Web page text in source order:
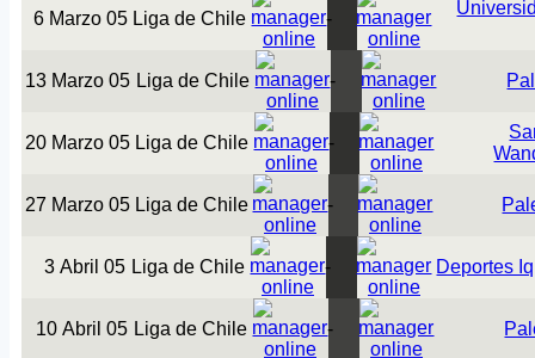
6 Marzo 05 Liga de Chile -
13 Marzo 05 Liga de Chile -
20 Marzo 05 Liga de Chile -
27 Marzo 05 Liga de Chile -
3 Abril 05 Liga de Chile - Deportes
10 Abril 05 Liga de Chile -